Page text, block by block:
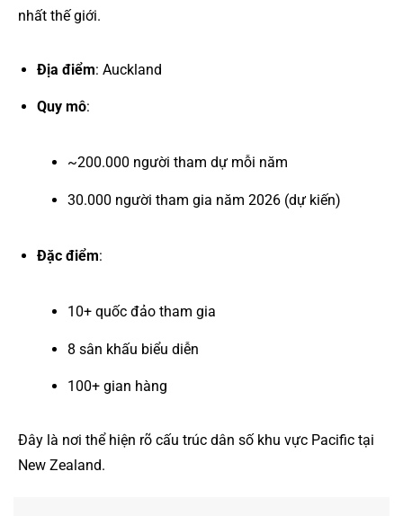
nhất thế giới.
Địa điểm: Auckland
Quy mô:
~200.000 người tham dự mỗi năm
30.000 người tham gia năm 2026 (dự kiến)
Đặc điểm:
10+ quốc đảo tham gia
8 sân khấu biểu diễn
100+ gian hàng
Đây là nơi thể hiện rõ cấu trúc dân số khu vực Pacific tại
New Zealand.